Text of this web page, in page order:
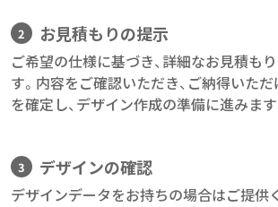
お見積もりの提示
ご希望の仕様に基づき、詳細なお見積も
す。内容をご確認いただき、ご納得いただ
を確定し、デザイン作成の準備に進みます
デザインの確認
デザインデータをお持ちの場合はご提供